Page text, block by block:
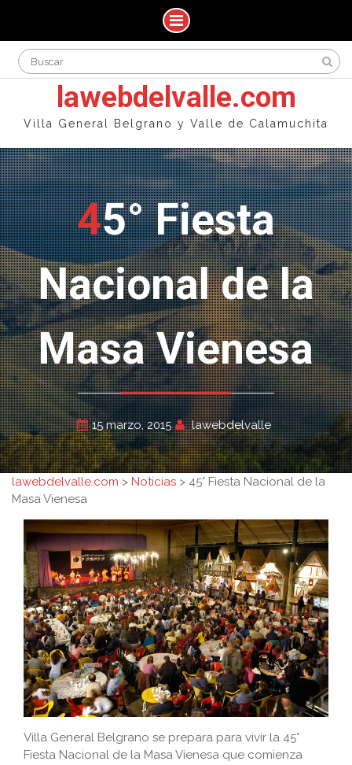
Skip
for:
lawebdelvalle.com
Villa General Belgrano y Valle de Calamuchita
45° Fiesta
Nacional de la
Masa Vienesa
15 marzo, 2015 lawebdelvalle
lawebdelvalle.com > Noticias > 45° Fiesta Nacional de la
Masa Vienesa
Villa General Belgrano se prepara para vivir la 45°
Fiesta Nacional de la Masa Vienesa que comienza